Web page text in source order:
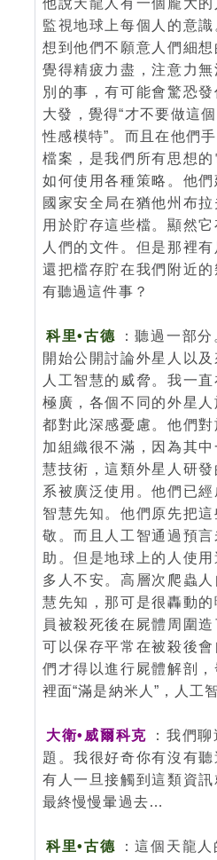
他說天龍人有一個龐大
監視地球上每個人的意
想到他們不願意人們細
覺得精疲力盡，注意力
別的事，有可能會驚恐
大發，覺得“才不要做這
性感模特”。而且在他們
檔案，是我們所有思想
如何使用各種策略。他
國家安全局在猶他州布拉
用於貯存這些檔。顯然
人們的文件。但是那裡
還把檔存貯在我們附近
有聽過這件事？
科里•古德
：聽過一部
開始公開討論外星人以
人工智慧的威脅。我一
極廣，各個不同的外星
都對此深感憂慮。他們
加組織很不滿，因為其
慧技術，這類外星人研
系被廣泛使用。他們已
智慧先知。他們原先把
敬。而且人工智通過預
助。但是地球上的人使
多人不安。高層次爬蟲
慧先知，那可是很轟動
員被殺死後在屍體周圍
可以保存平常在被殺後
們才得以進行屍體解剖
裡面“滿是納米人”，人工
大衛•威爾科克
：我們
題。我很好奇你有沒有
有人一旦接觸到這類資訊
最終慢慢暈過去…
科里•古德
：這個天龍